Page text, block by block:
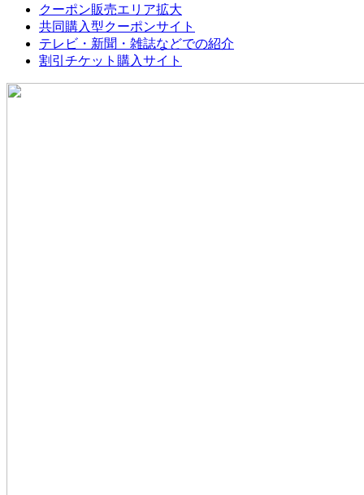
クーポン販売エリア拡大
共同購入型クーポンサイト
テレビ・新聞・雑誌などでの紹介
割引チケット購入サイト